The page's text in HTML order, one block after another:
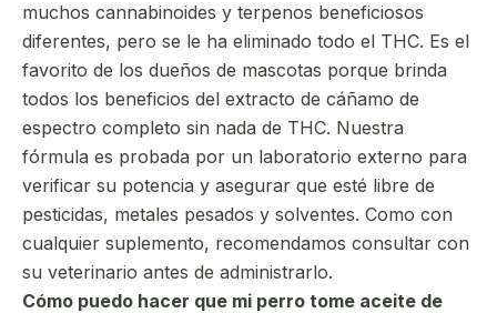
muchos cannabinoides y terpenos beneficiosos
diferentes, pero se le ha eliminado todo el THC. Es el
favorito de los dueños de mascotas porque brinda
todos los beneficios del extracto de cáñamo de
espectro completo sin nada de THC. Nuestra
fórmula es probada por un laboratorio externo para
verificar su potencia y asegurar que esté libre de
pesticidas, metales pesados y solventes. Como con
cualquier suplemento, recomendamos consultar con
su veterinario antes de administrarlo.
Cómo puedo hacer que mi perro tome aceite de